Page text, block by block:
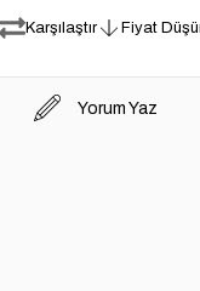
Karşılaştır Fiyat
Yorum Yaz